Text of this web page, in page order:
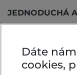
JEDNODUCHÁ
lepidla 3M
vlivům
Součástí balení
Dáte
cookies,